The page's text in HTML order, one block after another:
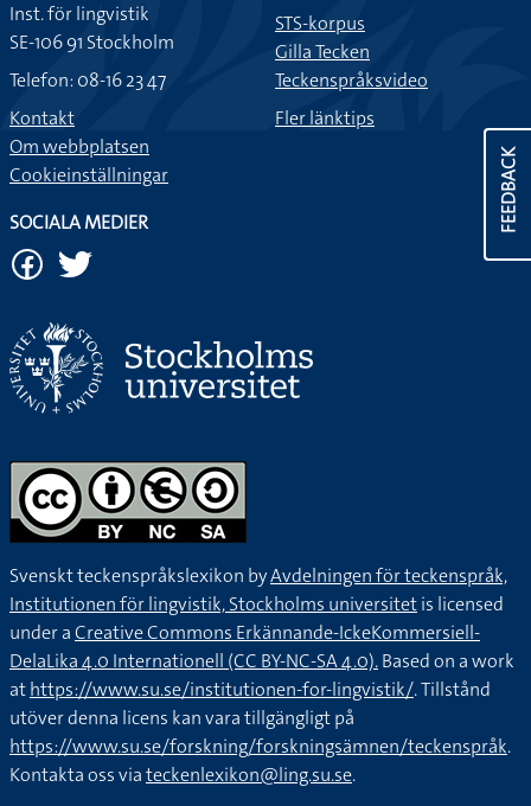
FEEDBACK
Inst. för lingvistik
SE-106 91 Stockholm
Telefon: 08-16 23 47
Kontakt
Om webbplatsen
Cookieinställningar
STS-korpus
Gilla Tecken
Teckenspråksvideo
Fler länktips
SOCIALA MEDIER
Svenskt teckenspråkslexikon byAvdelningen för teckenspråk,
Institutionen för lingvistik, Stockholms universitetis licensed
under aCreative Commons Erkännande-IckeKommersiell-
DelaLika 4.0 Internationell (CC BY-NC-SA 4.0).Based on a work
athttps://www.su.se/institutionen-for-lingvistik/. Tillstånd
utöver denna licens kan vara tillgängligt på
https://www.su.se/forskning/forskningsämnen/teckenspråk.
Kontakta oss viateckenlexikon@ling.su.se.